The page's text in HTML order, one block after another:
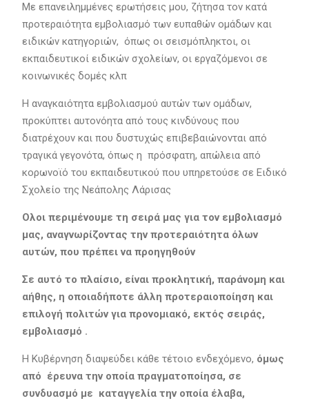
Με επανειλημμένες ερωτήσεις μου, ζήτησα τον κατά
προτεραιότητα εμβολιασμό των ευπαθών ομάδων και
ειδικών κατηγοριών, όπως οι σεισμόπληκτοι, οι
εκπαιδευτικοί ειδικών σχολείων, οι εργαζόμενοι σε
κοινωνικές δομές κλπ
Η αναγκαιότητα εμβολιασμού αυτών των ομάδων,
προκύπτει αυτονόητα από τους κινδύνους που
διατρέχουν και που δυστυχώς επιβεβαιώνονται από
τραγικά γεγονότα, όπως η πρόσφατη, απώλεια από
κορωνοϊό του εκπαιδευτικού που υπηρετούσε σε Ειδικό
Σχολείο της Νεάπολης Λάρισας
Ολοι περιμένουμε τη σειρά μας για τον εμβολιασμό
μας, αναγνωρίζοντας την προτεραιότητα όλων
αυτών, που πρέπει να προηγηθούν
Σε αυτό το πλαίσιο, είναι προκλητική, παράνομη και
αήθης, η οποιαδήποτε άλλη προτεραιοποίηση και
επιλογή πολιτών για προνομιακό, εκτός σειράς,
εμβολιασμό .
Η Κυβέρνηση διαψεύδει κάθε τέτοιο ενδεχόμενο, όμως
από έρευνα την οποία πραγματοποίησα, σε
συνδυασμό με καταγγελία την οποία έλαβα,